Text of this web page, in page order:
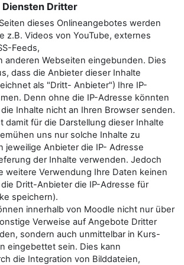
Diensten Dritter
dieses Onlineangebotes werden
z.B. Videos von YouTube, externes
Feeds,
anderen Webseiten eingebunden. Dies
dass die Anbieter dieser Inhalte
als "Dritt- Anbieter") Ihre IP-
Denn ohne die IP-Adresse könnten
Inhalte nicht an Ihren Browser senden.
damit für die Darstellung dieser Inhalte
uns nur solche Inhalte zu
jeweilige Anbieter die IP- Adresse
der Inhalte verwenden. Jedoch
weitere Verwendung Ihre Daten keinen
die Dritt-Anbieter die IP-Adresse für
speichern).
innerhalb von Moodle nicht nur über
Verweise auf Angebote Dritter
sondern auch unmittelbar in Kurs-
eingebettet sein. Dies kann
die Integration von Bilddateien,